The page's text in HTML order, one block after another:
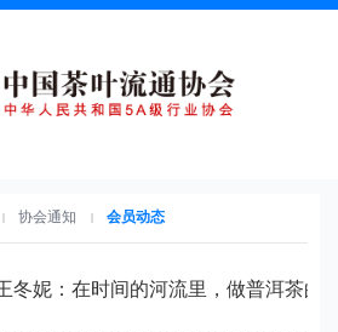
协会通知 会员动态